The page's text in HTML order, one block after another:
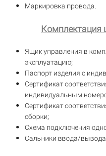
Маркировка провода.
Комплектация
Ящик управления в
эксплуатацию;
Паспорт изделия с
Сертификат
индивидуальным
Сертификат
сборки;
Схема подключения
Сальники ввода/вывода